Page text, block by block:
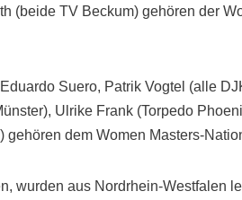
(beide TV Beckum) gehören der
Suero, Patrik Vogtel (alle
Ulrike Frank (Torpedo
dem Women Masters-
wurden aus Nordrhein-Westfalen